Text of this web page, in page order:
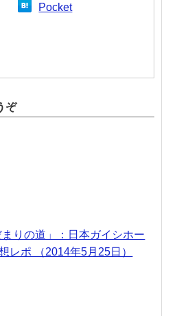
Pocket
ぞ
りの道」：日本ガイシホー
レポ （2014年5月25日）